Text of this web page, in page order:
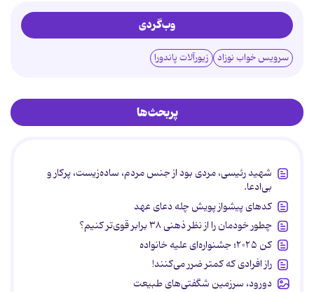
وب‌گردی
سرویس خواب نوزاد زیورآلات پاندورا
پربحث‌ها
شهید رئیسی، مردی بود از جنس مردم، ساده‌زیست، پرکار و
بی‌ادعا.
کدهای پیشواز پویش چله دعای عهد
چطور خودمان را از نظر ذهنی ۳۸ برابر قوی‌تر کنیم؟
کن ۲۰۲۵؛ جشنواره‌ای علیه خانواده
راز افرادی که کمتر ضرر می‌کنند!
دورود، سرزمین شگفتی‌های طبیعت